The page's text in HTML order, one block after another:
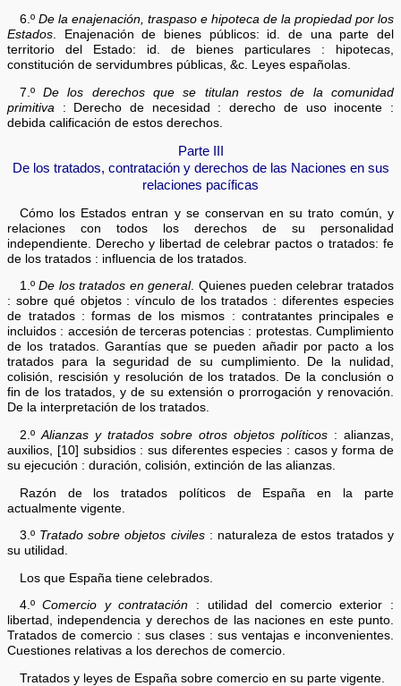
6.º De la enajenación, traspaso e hipoteca de la propiedad por los
Estados . Enajenación de bienes públicos: id. de una parte del
territorio del Estado: id. de bienes particulares : hipotecas,
constitución de servidumbres públicas, &c. Leyes españolas.
7.ºDe los derechos que se titulan restos de la comunidad
primitiva : Derecho de necesidad : derecho de uso inocente :
debida calificación de estos derechos.
Parte III
De los tratados, contratación y derechos de las Naciones en sus
relaciones pacíficas
Cómo los Estados entran y se conservan en su trato común, y
relaciones con todos los derechos de su personalidad
independiente. Derecho y libertad de celebrar pactos o tratados: fe
de los tratados : influencia de los tratados.
1.ºDe los tratados en general. Quienes pueden celebrar tratados
: sobre qué objetos : vínculo de los tratados : diferentes especies
de tratados : formas de los mismos : contratantes principales e
incluidos : accesión de terceras potencias : protestas. Cumplimiento
de los tratados. Garantías que se pueden añadir por pacto a los
tratados para la seguridad de su cumplimiento. De la nulidad,
colisión, rescisión y resolución de los tratados. De la conclusión o
fin de los tratados, y de su extensión o prorrogación y renovación.
De la interpretación de los tratados.
2.º Alianzas y tratados sobre otros objetos políticos: alianzas,
auxilios, [10] subsidios : sus diferentes especies : casos y forma de
su ejecución : duración, colisión, extinción de las alianzas.
Razón de los tratados políticos de España en la parte
actualmente vigente.
3.º Tratado sobre objetos civiles: naturaleza de estos tratados y
su utilidad.
Los que España tiene celebrados.
4.ºComercio y contratación : utilidad del comercio exterior :
libertad, independencia y derechos de las naciones en este punto.
Tratados de comercio : sus clases : sus ventajas e inconvenientes.
Cuestiones relativas a los derechos de comercio.
Tratados y leyes de España sobre comercio en su parte vigente.